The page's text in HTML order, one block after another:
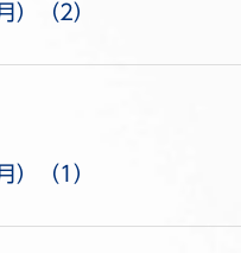
）（2）
）（1）